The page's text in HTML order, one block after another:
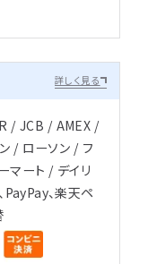
詳しく見る
/ JCB / AMEX /
/ ローソン / フ
マート / デイリ
PayPay、楽天ペ